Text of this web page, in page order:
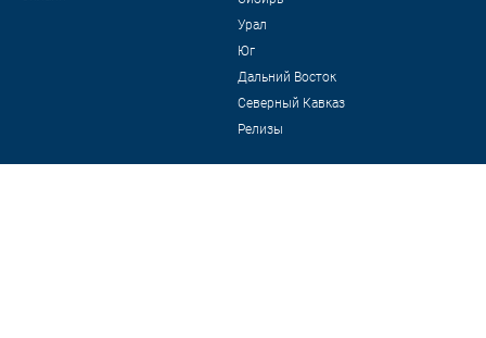
Урал
Юг
Дальний Восток
Северный Кавказ
Релизы